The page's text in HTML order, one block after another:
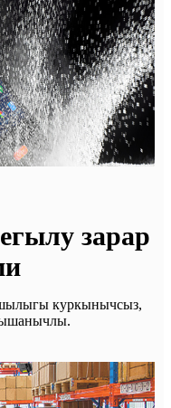
зарар
куркынычсыз,
ышанычлы.